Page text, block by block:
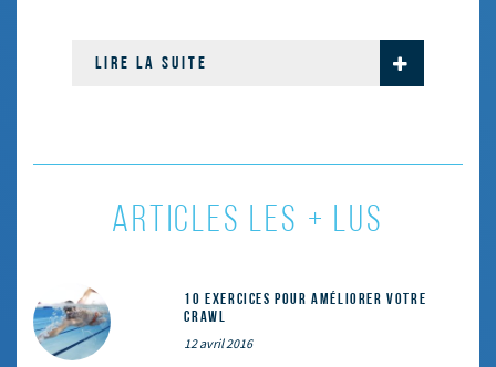
LIRE LA SUITE
ARTICLES LES + LUS
10 exercices pour améliorer votre
crawl
12 avril 2016